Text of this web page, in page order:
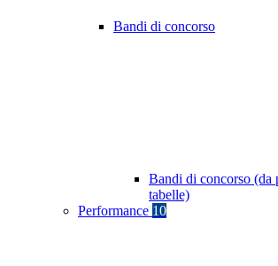
Bandi di concorso
Bandi di concorso (da
tabelle)
Performance 10